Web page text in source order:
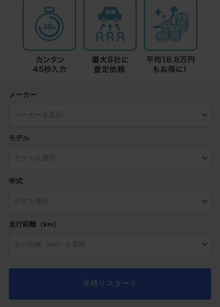
メーカー
モデル
年式
走行距離（km）
見積りスタート